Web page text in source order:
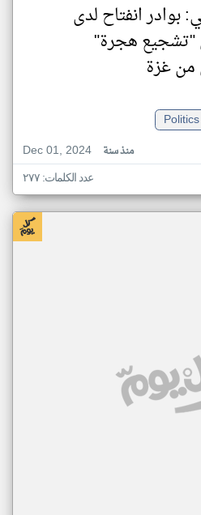
بوادر انفتاح لدى
"تشجيع هجرة"
من غزة
Politics
Dec 01, 2024
منذ سنة
عدد الكلمات: ٢٧٧